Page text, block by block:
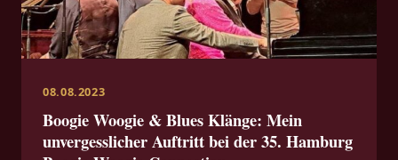
08.08.2023
Boogie Woogie & Blues Klänge: Mein
unvergesslicher Auftritt bei der 35. Hamburg